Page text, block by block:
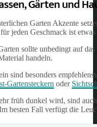
Gärten und
Garten Akzente
jeden Geschmack ist etwas
sollte unbedingt auf
handeln.
sind besonders
Gartensteckern oder
früh dunkel wird, sind
besten Fall verfügt die